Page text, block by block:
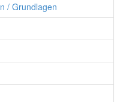
/ Grundlagen